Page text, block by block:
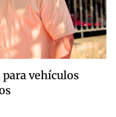
para vehículos